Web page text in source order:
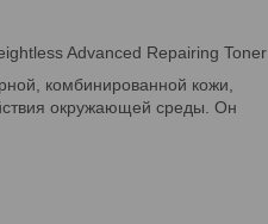
Advanced Repairing Toner
комбинированной кожи,
окружающей среды. Он